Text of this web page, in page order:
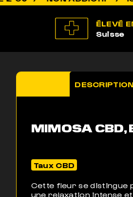
ÉLEVÉ
Suisse
DESCRIPTION
MIMOSA CBD,
Taux CBD
Cette fleur se distingue
une relaxation intense et